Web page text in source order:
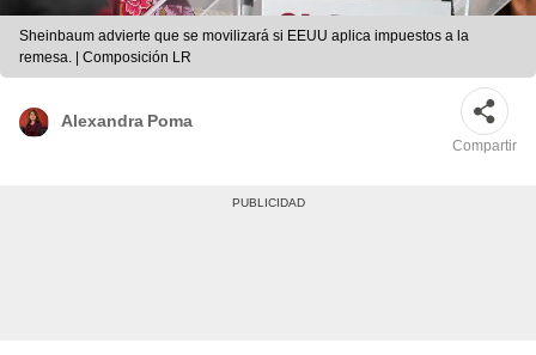
Sheinbaum advierte que se movilizará si EEUU aplica impuestos a la
remesa. | Composición LR
Alexandra Poma
Compartir